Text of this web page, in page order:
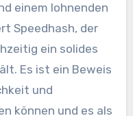
einem lohnenden
Speedhash, der
ein solides
Es ist ein Beweis
und
können und es als